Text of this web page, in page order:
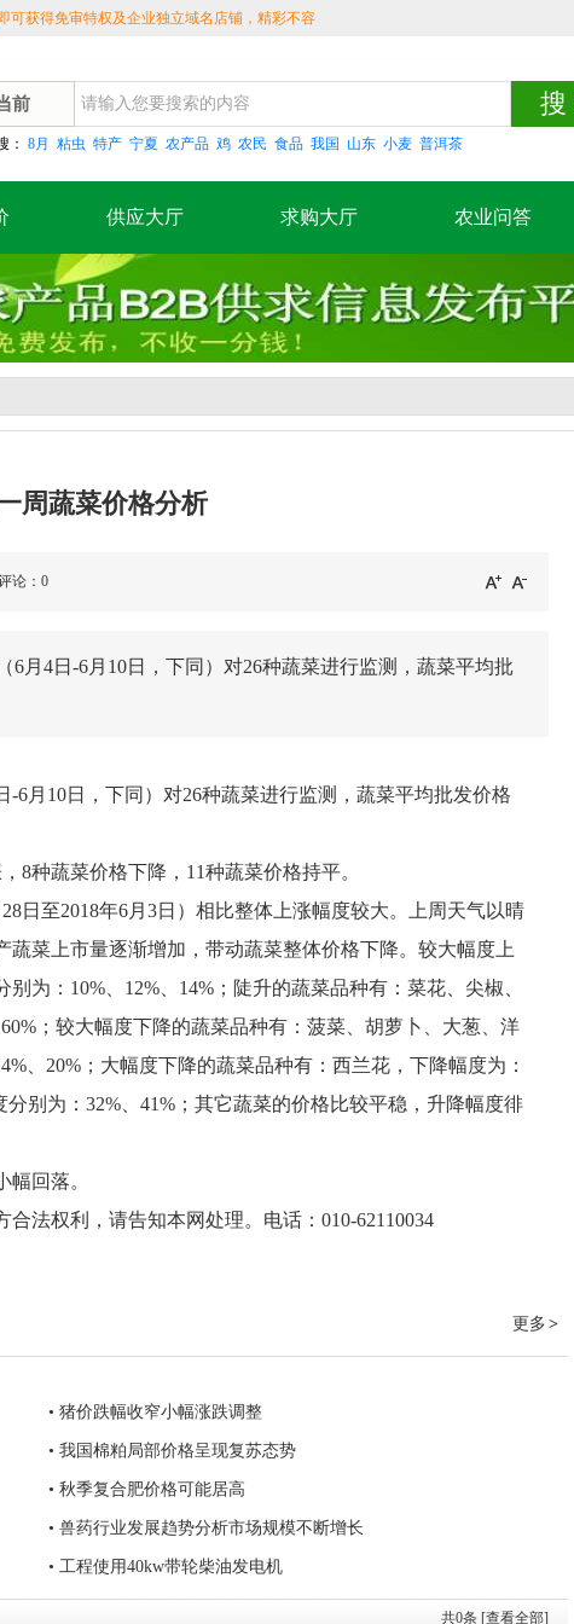
得免审特权及企业独立域名店铺，精彩不容错
前
： 8月 粘虫 特产 宁夏 农产品 鸡 农民 食品 我国 山东 小麦 普洱茶
供应大厅 求购大厅 农业问答
周蔬菜价格分析
论：0
月4日-6月10日，下同）对26种蔬菜进行监测，蔬菜平均批
6月10日，下同）对26种蔬菜进行监测，蔬菜平均批发价格
8种蔬菜价格下降，11种蔬菜价格持平。
日至2018年6月3日）相比整体上涨幅度较大。上周天气以晴
菜上市量逐渐增加，带动蔬菜整体价格下降。较大幅度上
为：10%、12%、14%；陡升的蔬菜品种有：菜花、尖椒、
；较大幅度下降的蔬菜品种有：菠菜、胡萝卜、大葱、洋
、20%；大幅度下降的蔬菜品种有：西兰花，下降幅度为：
别为：32%、41%；其它蔬菜的价格比较平稳，升降幅度徘
回落。
法权利，请告知本网处理。电话：010-62110034
更多 >
• 猪价跌幅收窄小幅涨跌调整
• 我国棉粕局部价格呈现复苏态势
• 秋季复合肥价格可能居高
• 兽药行业发展趋势分析市场规模不断增长
• 工程使用40kw带轮柴油发电机
共0条 [查看全部]